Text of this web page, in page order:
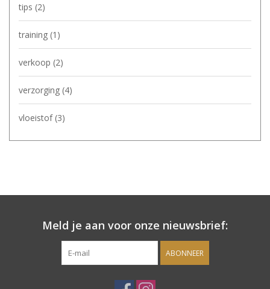
tips (2)
training (1)
verkoop (2)
verzorging (4)
vloeistof (3)
Meld je aan voor onze nieuwsbrief:
ABONNEER